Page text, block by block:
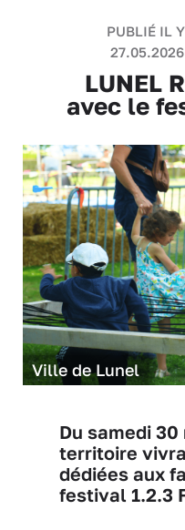
PUBLIÉ IL
LUNEL
avec le
Ville de Lunel
Du samedi
territoire
dédiées aux
festival 1.2.3